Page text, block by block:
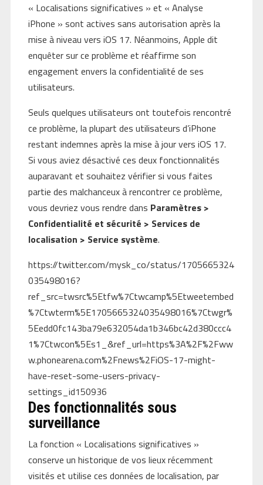
« Localisations significatives » et « Analyse
iPhone » sont actives sans autorisation après la
mise à niveau vers iOS 17. Néanmoins, Apple dit
enquêter sur ce problème et réaffirme son
engagement envers la confidentialité de ses
utilisateurs.
Seuls quelques utilisateurs ont toutefois rencontré
ce problème, la plupart des utilisateurs d’iPhone
restant indemnes après la mise à jour vers iOS 17.
Si vous aviez désactivé ces deux fonctionnalités
auparavant et souhaitez vérifier si vous faites
partie des malchanceux à rencontrer ce problème,
vous devriez vous rendre dans Paramètres >
Confidentialité et sécurité > Services de
localisation > Service système.
https://twitter.com/mysk_co/status/1705665324
035498016?
ref_src=twsrc%5Etfw%7Ctwcamp%5Etweetembed
%7Ctwterm%5E1705665324035498016%7Ctwgr%
5Eedd0fc143ba79e632054da1b346bc42d380ccc4
1%7Ctwcon%5Es1_&ref_url=https%3A%2F%2Fww
w.phonearena.com%2Fnews%2FiOS-17-might-
have-reset-some-users-privacy-
settings_id150936
Des fonctionnalités sous
surveillance
La fonction « Localisations significatives »
conserve un historique de vos lieux récemment
visités et utilise ces données de localisation, par